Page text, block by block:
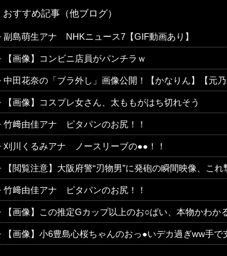
おすすめ記事（他ブログ）
副島萌生アナ NHKニュース7【GIF動画あり】
【画像】コンビニ店員がパンチラｗ
中田花奈の「ブラ外し」画像公開！【かなりん】【元乃
【画像】コスプレ女さん、太ももがはち切れそう
竹﨑由佳アナ ピタパンのお尻！！
刈川くるみアナ ノースリーブの●●！！
【閲覧注意】大阪府警“刃物男”に発砲の瞬間映像、こ
竹﨑由佳アナ ピタパンのお尻！！
【画像】この推定Gカップ以上のお○ぱい、本物かわか
【画像】小6豊島心桜ちゃんのおっ●いデカ過ぎww手